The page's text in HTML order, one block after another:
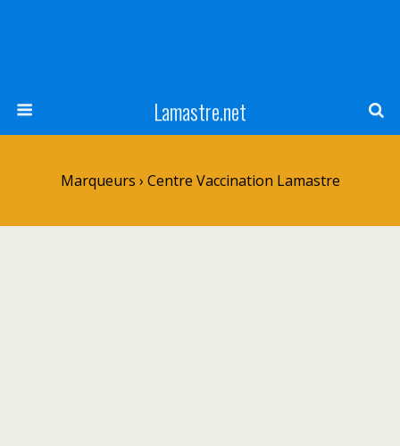
Lamastre.net
Marqueurs › Centre Vaccination Lamastre